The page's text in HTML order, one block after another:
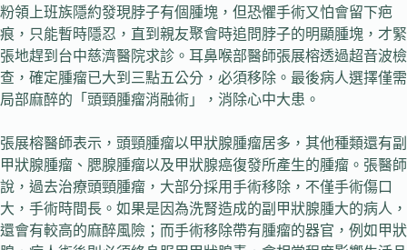
粉領上班族隱約發現脖子有個腫塊，但恐懼手術又怕會留下疤
痕，只能暫時隱忍，直到親友聚會時追問脖子的明顯腫塊，才緊
張地趕到台中慈濟醫院求診。耳鼻喉部醫師張展榕透過超音波檢
查，確定腫瘤已大到三點五公分，必須移除。最後病人選擇僅需
局部麻醉的「頭頸腫瘤消融術」，消除心中大患。
張展榕醫師表示，頭頸腫瘤以甲狀腺腫瘤居多，其他種類還有副
甲狀腺腫瘤、腮腺腫瘤以及甲狀腺癌復發所產生的腫瘤。張醫師
說，過去治療頭頸腫瘤，大部分採用手術移除，不僅手術傷口
大，手術時間長。如果是因為洗腎造成的副甲狀腺腫大的病人，
還會有較高的麻醉風險；而手術移除帶有腫瘤的器官，例如甲狀